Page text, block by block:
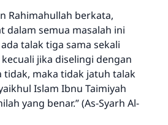
Rahimahullah berkata,
dalam semua masalah ini
talak tiga sama sekali
jika diselingi dengan
tidak, maka tidak jatuh talak
Islam Ibnu Taimiyah
yang benar.” (As-Syarh Al-